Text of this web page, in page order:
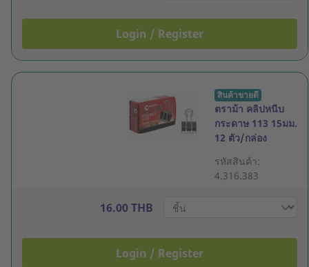
Login / Register
สินค้าขายดี
ตราม้า คลิปหนีบ
กระดาษ 113 15มม.
12 ตัว/กล่อง
รหัสสินค้า:
4.316.383
16.00 THB
Login / Register